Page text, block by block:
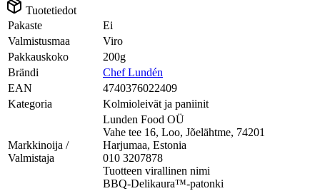
Tuotetiedot
Pakaste
Ei
Valmistusmaa
Viro
Pakkauskoko
200g
Brändi
Chef Lundén
EAN
4740376022409
Kategoria
Kolmioleivät ja paniinit
Markkinoija /
Valmistaja
Lunden Food OÜ
Vahe tee 16, Loo, Jõelähtme, 74201
Harjumaa, Estonia
010 3207878
Tuotteen virallinen nimi
BBQ-Delikaura™-patonki